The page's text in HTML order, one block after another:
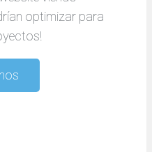
optimizar para